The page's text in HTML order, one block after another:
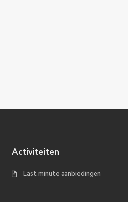
Activiteiten
Last minute aanbiedingen